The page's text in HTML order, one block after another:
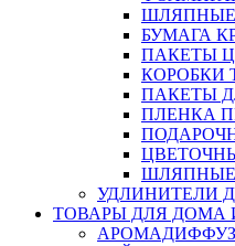
ШЛЯПНЫЕ
БУМАГА
ПАКЕТЫ
КОРОБКИ
ПАКЕТЫ
ПЛЕНКА
ШЛЯПНЫЕ
УДЛИНИТЕЛИ
ТОВАРЫ ДЛЯ ДОМА